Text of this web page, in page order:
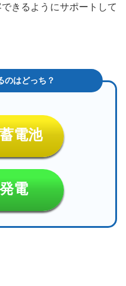
きるようにサポートして
電池
電